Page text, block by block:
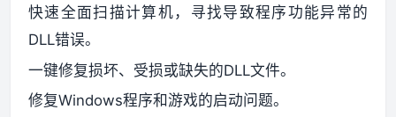
快速全面扫描计算机，寻找导致程序功能异常的
DLL错误。
一键修复损坏、受损或缺失的DLL文件。
修复Windows程序和游戏的启动问题。